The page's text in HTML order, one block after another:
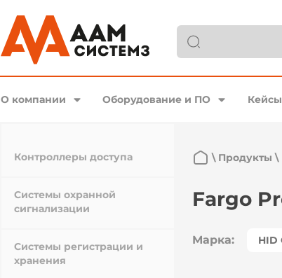
О компании Оборудование и ПО Кейсы
Контроллеры доступа
Системы охранной
сигнализации
Системы регистрации и
хранения
\ Продукты \
Fargo
Марка: HID